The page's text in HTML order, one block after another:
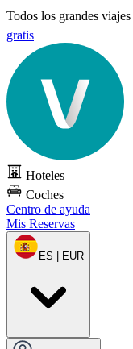
Todos los grandes viajes
gratis
Hoteles
Coches
Centro de ayuda
Mis Reservas
ES | EUR